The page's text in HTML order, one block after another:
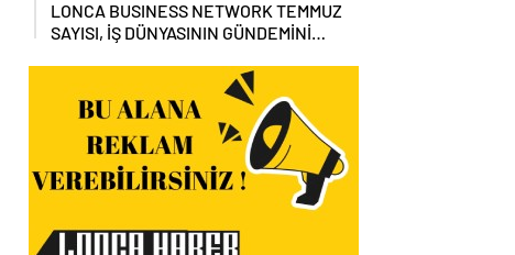
LONCA BUSINESS NETWORK TEMMUZ
SAYISI, İŞ DÜNYASININ GÜNDEMİNİ